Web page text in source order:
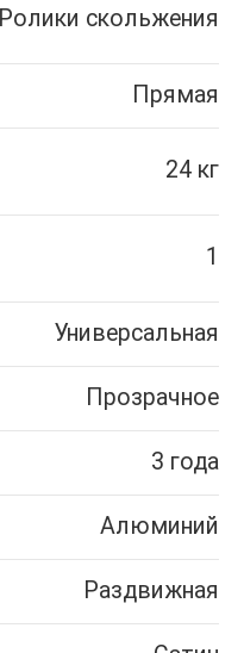
Ролики скольжения
Прямая
24 кг
1
Универсальная
Прозрачное
3 года
Алюминий
Раздвижная